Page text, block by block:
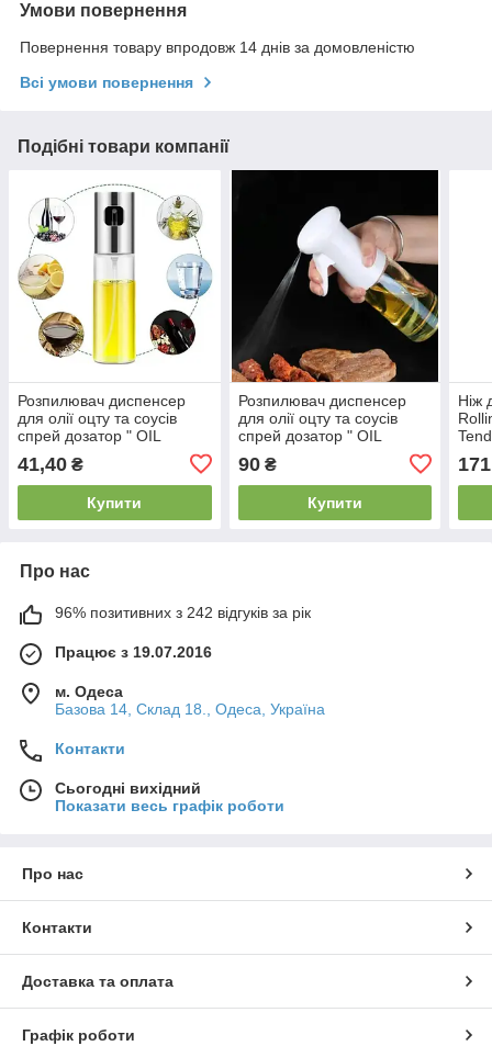
Умови повернення
Повернення товару впродовж 14 днів за домовленістю
Всі умови повернення
Подібні товари компанії
Розпилювач диспенсер
для олії оцту та соусів
спрей дозатор " OIL
41,40 ₴
Купити
Розпилювач диспенсер
для олії оцту та соусів
спрей дозатор " OIL
90₴
Купити
Ніж
171
Про нас
96% позитивних з 242 відгуків за рік
Працює з 19.07.2016
м. Одеса
Базова 14, Склад 18., Одеса, Україна
Контакти
Сьогодні вихідний
Показати весь графік роботи
Про нас
Контакти
Доставка та оплата
Графік роботи